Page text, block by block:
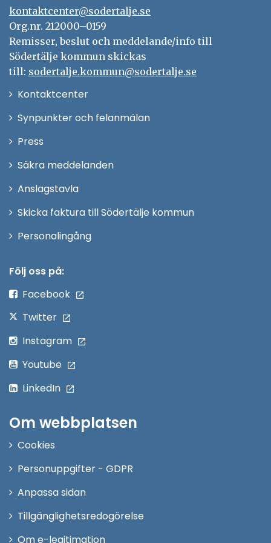
kontaktcenter@sodertalje.se
Org.nr. 212000–0159
Remisser, beslut och meddelande/info till
Södertälje kommun skickas
till: sodertalje.kommun@sodertalje.se
KontaktcenterÖppna
Synpunkter och felanmälan
Press
fönster
Säkra meddelanden
Anslagstavla
Skicka faktura till Södertälje kommun
PersonalingångÖppna
Följ oss på:
Facebook
Twitter
Instagram
Youtube
LinkedIn
Om webbplatsen
Cookies
Personuppgifter - GDPR
Anpassa sidan
Tillgänglighetsredogörelse
Om e-legitimation